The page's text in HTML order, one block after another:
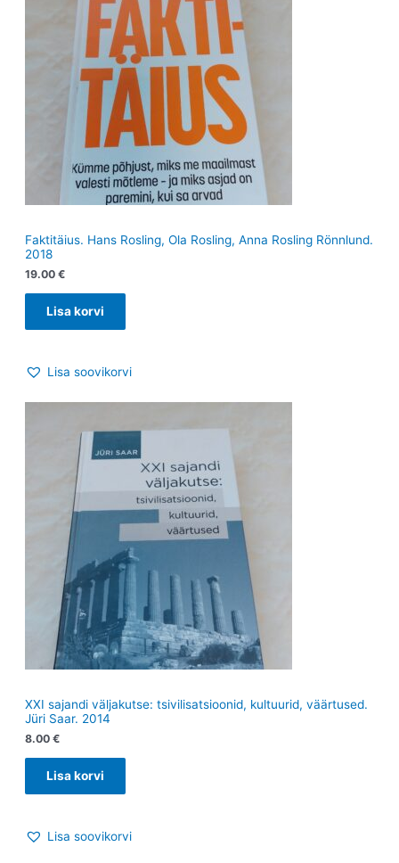
Faktitäius. Hans Rosling, Ola Rosling, Anna Rosling Rönnlund.
2018
19.00 €
Lisa korvi
Lisa soovikorvi
XXI sajandi väljakutse: tsivilisatsioonid, kultuurid, väärtused.
Jüri Saar. 2014
8.00 €
Lisa korvi
Lisa soovikorvi